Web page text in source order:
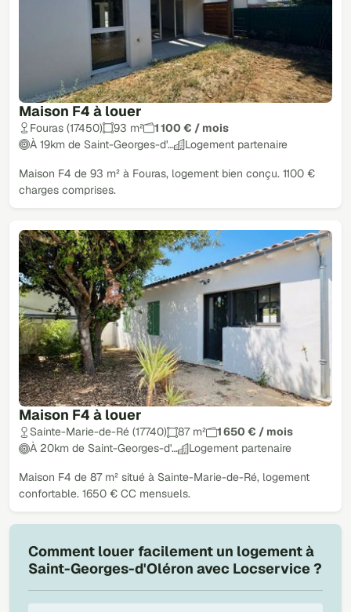
Maison F4 à louer
Fouras (17450) 93 m²
1 100 € / mois
À 19km de Saint-Georges-d'…
Logement partenaire
Maison F4 de 93 m² à Fouras, logement bien conçu. 1100 €
charges comprises.
Maison F4 à louer
Sainte-Marie-de-Ré (17740) 87 m²
1 650 € / mois
À 20km de Saint-Georges-d'…
Logement partenaire
Maison F4 de 87 m² situé à Sainte-Marie-de-Ré, logement
confortable. 1650 € CC mensuels.
Comment louer facilement un logement à
Saint-Georges-d'Oléron avec Locservice ?